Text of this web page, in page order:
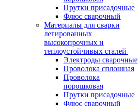
Прутки присадочные
Флюс сварочный
Материалы для сварки
легированных
высокопрочных и
теплоустойчивых сталей
Электроды сварочные
Проволока сплошная
Проволока
порошковая
Прутки присадочные
Флюс сварочный